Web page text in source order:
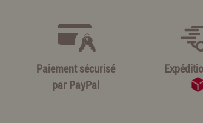
Paiement sécurisé
par PayPal